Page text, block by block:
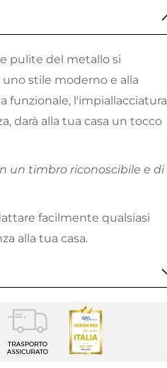
pulite del metallo si
uno stile moderno e alla
funzionale, l'impiallacciatura
darà alla tua casa un tocco
un timbro riconoscibile e di
facilmente qualsiasi
alla tua casa.